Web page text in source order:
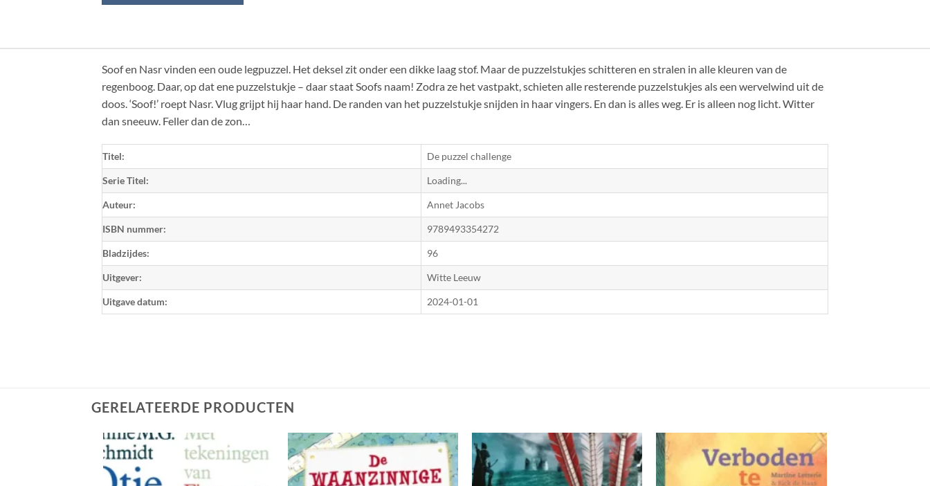
Soof en Nasr vinden een oude legpuzzel. Het deksel zit onder een dikke laag stof. Maar de puzzelstukjes schitteren en stralen in alle kleuren van de
regenboog. Daar, op dat ene puzzelstukje – daar staat Soofs naam! Zodra ze het vastpakt, schieten alle resterende puzzelstukjes als een wervelwind uit de
doos. ‘Soof!’ roept Nasr. Vlug grijpt hij haar hand. De randen van het puzzelstukje snijden in haar vingers. En dan is alles weg. Er is alleen nog licht. Witter
dan sneeuw. Feller dan de zon…
Titel: De puzzel challenge
Serie Titel: Loading...
Auteur: Annet Jacobs
ISBN nummer: 9789493354272
Bladzijdes: 96
Uitgever: Witte Leeuw
Uitgave datum: 2024-01-01
GERELATEERDE PRODUCTEN